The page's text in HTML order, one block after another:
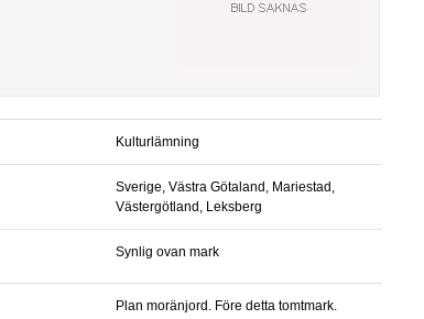
Kulturlämning
Sverige, Västra Götaland, Mariestad,
Västergötland, Leksberg
Synlig ovan mark
Plan moränjord. Före detta tomtmark.